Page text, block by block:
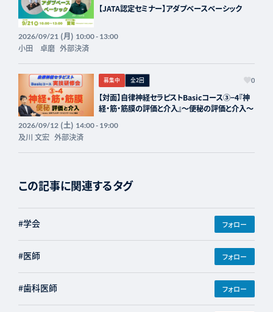
【JATA認定セミナー】アダプベースベーシック
2026/09/21(月) 10:00 - 13:00
小田 卓磨 外部決済
募集中 全2回 0
【対面】自律神経セラピストBasicコース③−4『神
経・筋・筋膜の評価と介入』〜便秘の評価と介入〜
2026/09/12(土) 14:00 - 19:00
及川 文宏 外部決済
この記事に関連するタグ
#学会 フォロー
#医師 フォロー
#歯科医師 フォロー